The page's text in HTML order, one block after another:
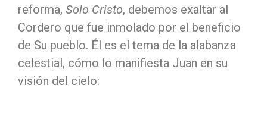
reforma, Solo Cristo, debemos exaltar al
Cordero que fue inmolado por el beneficio
de Su pueblo. Él es el tema de la alabanza
celestial, cómo lo manifiesta Juan en su
visión del cielo: